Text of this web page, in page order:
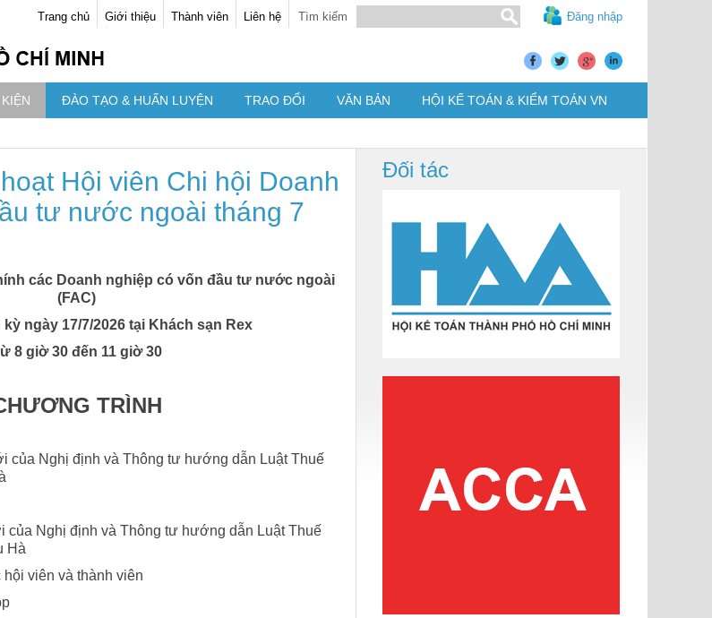
Trang chủ Giới thiệu Thành viên Liên hệ Tìm kiếm Đăng nhập
ĐÀO TẠO & HUẤN LUYỆN TRAO ĐỔI VĂN BẢN HỘI KẾ TOÁN & KIỂM TOÁN VN
Hội viên Chi hội Doanh
tư nước ngoài tháng 7
các Doanh nghiệp có vốn đầu tư nước ngoài
(FAC)
ngày 17/7/2026 tại Khách sạn Rex
8 giờ 30 đến 11 giờ 30
TRÌNH
của Nghị định và Thông tư hướng dẫn Luật Thuế
của Nghị định và Thông tư hướng dẫn Luật Thuế
Hà
viên và thành viên
Đối tác